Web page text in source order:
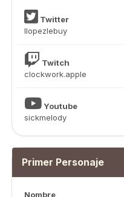
Twitter
llopezlebuy
Twitch
clockwork.apple
Youtube
sickmelody
Primer Personaje
Nombre